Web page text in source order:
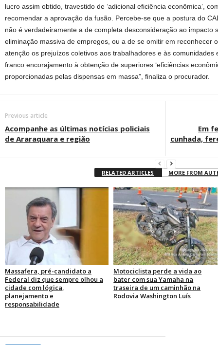
lucro assim obtido, travestido de ‘adicional eficiência econômica’,
recomendar a aprovação da fusão. Percebe-se que a postura do
não é verdadeiramente a de completa desconsideração ao impacto
eliminação massiva de empregos, ou a de se omitir em reconhecer
atenção os prejuízos coletivos aos trabalhadores e às comunidades
franco encorajamento à obtenção de superiores ‘eficiências
proporcionadas pelas dispensas em massa”, finaliza o procurador.
Previous article
Acompanhe as últimas notícias policiais
de Araraquara e região
Em
cunhada,
RELATED ARTICLES MORE FROM
Massafera, pré-candidato a
Federal diz que sempre olhou a
cidade com lógica,
planejamento e
responsabilidade
Motociclista perde a vida ao
bater com sua Yamaha na
traseira de um caminhão na
Rodovia Washington Luís